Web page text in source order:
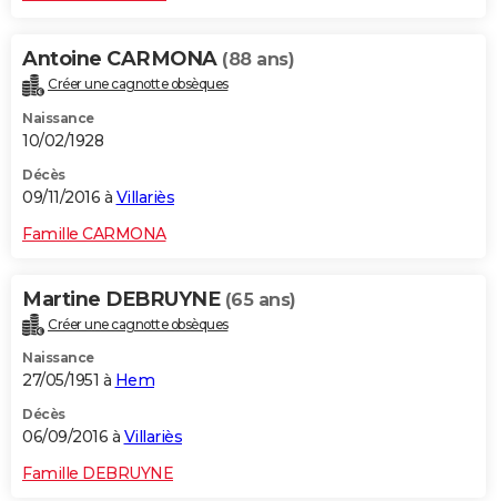
Antoine CARMONA (88 ans)
Créer une cagnotte obsèques
Naissance
10/02/1928
Décès
09/11/2016 à Villariès
Famille CARMONA
Martine DEBRUYNE (65 ans)
Créer une cagnotte obsèques
Naissance
27/05/1951 à Hem
Décès
06/09/2016 à Villariès
Famille DEBRUYNE